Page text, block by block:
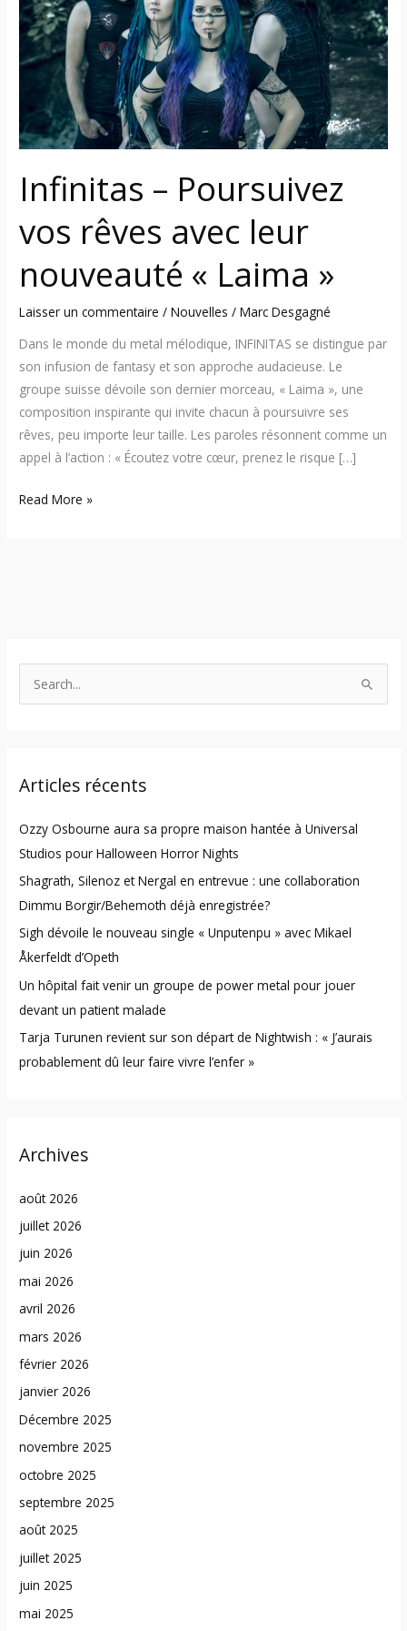
Infinitas – Poursuivez
vos rêves avec leur
nouveauté « Laima »
Laisser un commentaire /Nouvelles /Marc Desgagné
Dans le monde du metal mélodique, INFINITAS se distingue par
son infusion de fantasy et son approche audacieuse. Le
groupe suisse dévoile son dernier morceau, « Laima », une
composition inspirante qui invite chacun à poursuivre ses
rêves, peu importe leur taille. Les paroles résonnent comme un
appel à l’action : « Écoutez votre cœur, prenez le risque […]
vos
rêves
avec
nouveauté
« Laima »
Read More »
c
f
o
r
:
Articles récents
Ozzy Osbourne aura sa propre maison hantée à Universal
Studios pour Halloween Horror Nights
Shagrath, Silenoz et Nergal en entrevue : une collaboration
Dimmu Borgir/Behemoth déjà enregistrée?
Sigh dévoile le nouveau single « Unputenpu » avec Mikael
Åkerfeldt d’Opeth
Un hôpital fait venir un groupe de power metal pour jouer
devant un patient malade
Tarja Turunen revient sur son départ de Nightwish : « J’aurais
probablement dû leur faire vivre l’enfer »
Archives
août 2026
juillet 2026
juin 2026
mai 2026
avril 2026
mars 2026
février 2026
janvier 2026
Décembre 2025
novembre 2025
octobre 2025
septembre 2025
août 2025
juillet 2025
juin 2025
mai 2025